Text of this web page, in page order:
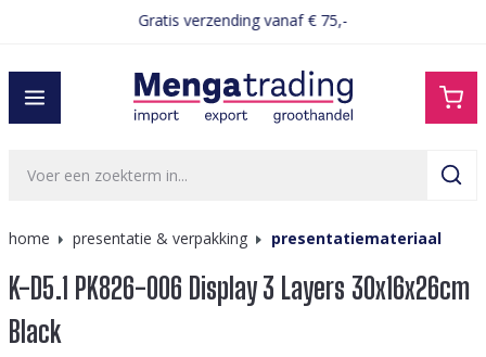
Gratis verzending vanaf € 75,-
home presentatie & verpakking presentatiemateriaal
K-D5.1 PK826-006 Display 3 Layers 30x16x26cm
Black